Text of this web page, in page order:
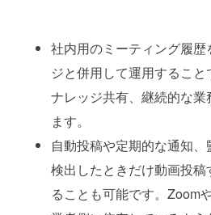
社内用のミーティング履
ジと併用して運用すること
ナレッジ共有、継続的な業
ます。
自動投稿や定期的な通知
検出したときだけ動画投
ることも可能です。Zoom